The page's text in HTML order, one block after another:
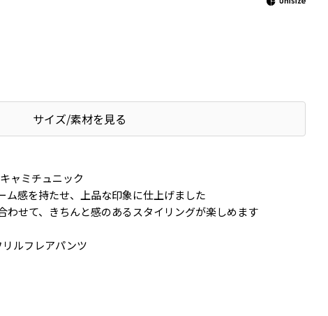
サイズ/素材を見る
ャミチュニック
ム感を持たせ、上品な印象に仕上げました
わせて、きちんと感のあるスタイリングが楽しめます
ルフレアパンツ